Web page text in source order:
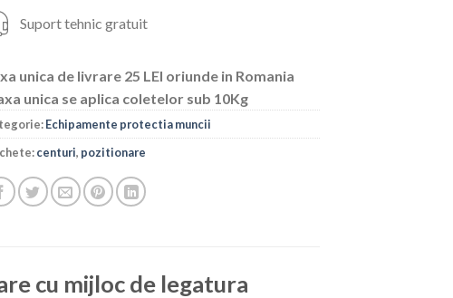
Suport tehnic gratuit
unica de livrare 25 LEI oriunde in Romania
unica se aplica coletelor sub 10Kg
Echipamente protectia muncii
centuri, pozitionare
cu mijloc de legatura